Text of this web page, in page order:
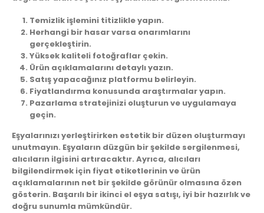
Temizlik işlemini titizlikle yapın.
Herhangi bir hasar varsa onarımlarını
gerçekleştirin.
Yüksek kaliteli fotoğraflar çekin.
Ürün açıklamalarını detaylı yazın.
Satış yapacağınız platformu belirleyin.
Fiyatlandırma konusunda araştırmalar yapın.
Pazarlama stratejinizi oluşturun ve uygulamaya
geçin.
Eşyalarınızı yerleştirirken estetik bir düzen oluşturmayı
unutmayın. Eşyaların düzgün bir şekilde sergilenmesi,
alıcıların ilgisini artıracaktır. Ayrıca, alıcıları
bilgilendirmek için fiyat etiketlerinin ve ürün
açıklamalarının net bir şekilde görünür olmasına özen
gösterin. Başarılı bir ikinci el eşya satışı, iyi bir hazırlık ve
doğru sunumla mümkündür.